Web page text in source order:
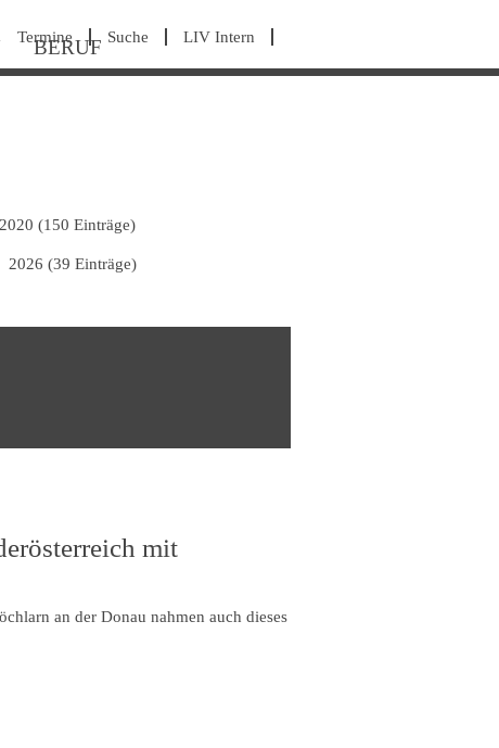
Navigation
überspringen
Termine Suche LIV Intern
BERUF
2020 (150 Einträge)
2026 (39 Einträge)
mit
an der Donau nahmen auch dieses